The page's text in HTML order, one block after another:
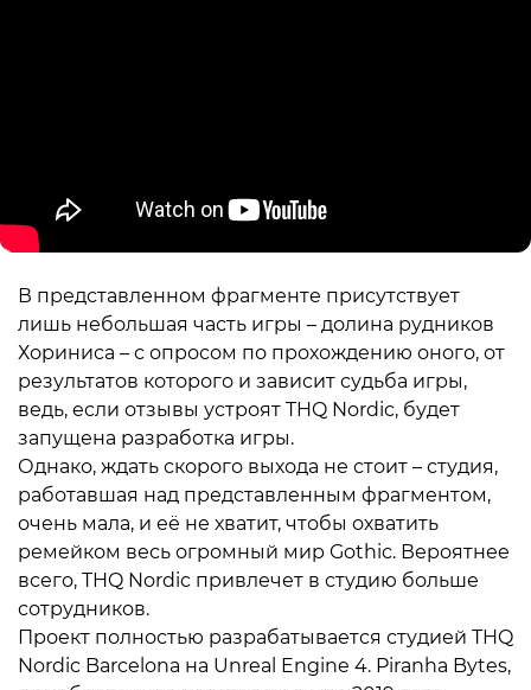
В представленном фрагменте присутствует
лишь небольшая часть игры – долина рудников
Хориниса – с опросом по прохождению оного, от
результатов которого и зависит судьба игры,
ведь, если отзывы устроят THQ Nordic, будет
запущена разработка игры.
Однако, ждать скорого выхода не стоит – студия,
работавшая над представленным фрагментом,
очень мала, и её не хватит, чтобы охватить
ремейком весь огромный мир Gothic. Вероятнее
всего, THQ Nordic привлечет в студию больше
сотрудников.
Проект полностью разрабатывается студией THQ
Nordic Barcelona на Unreal Engine 4. Piranha Bytes,